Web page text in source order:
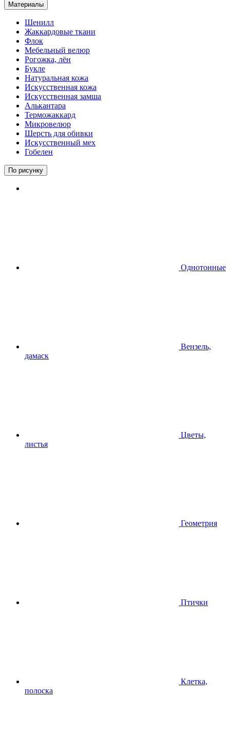
Материалы
Шенилл
Жаккардовые ткани
Флок
Мебельный велюр
Рогожка, лён
Букле
Натуральная кожа
Искусственная кожа
Искусственная замша
Алькантара
Терможаккард
Микровелюр
Шерсть для обивки
Искусственный мех
Гобелен
По рисунку
Однотонные
Вензель,
дамаск
Цветы,
листья
Геометрия
Птички
Клетка,
полоска